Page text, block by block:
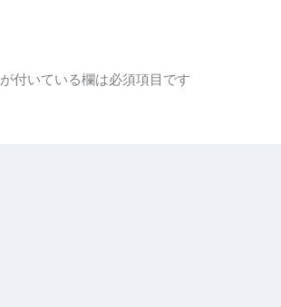
が付いている欄は必須項目です